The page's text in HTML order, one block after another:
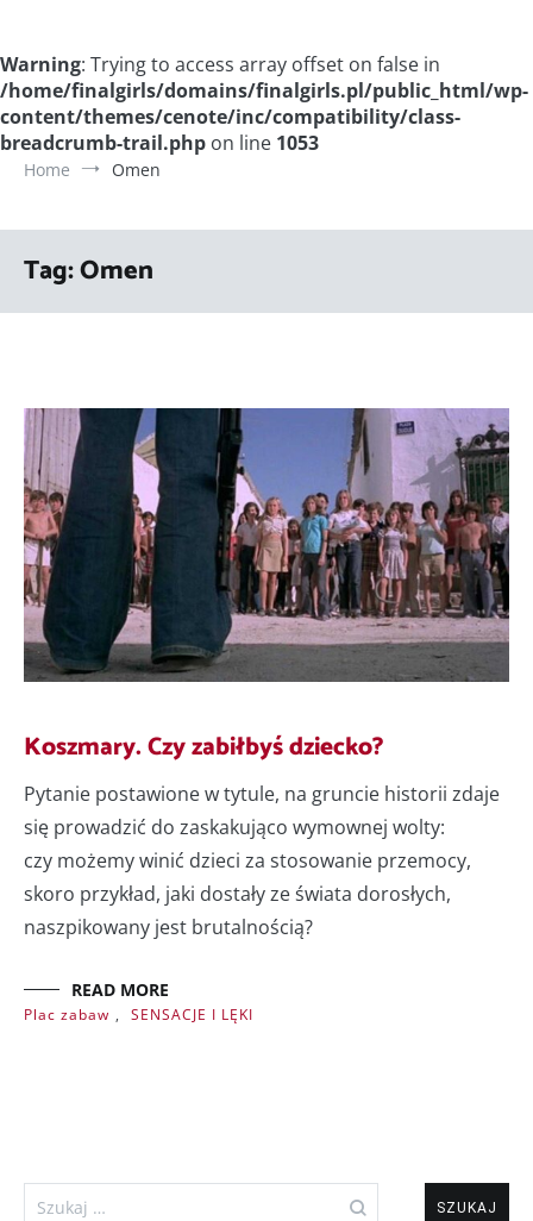
Warning: Trying to access array offset on false in
/home/finalgirls/domains/finalgirls.pl/public_html/wp-
content/themes/cenote/inc/compatibility/class-
breadcrumb-trail.php on line 1053
Home Omen
Tag:Omen
Koszmary. Czy zabiłbyś dziecko?
Pytanie postawione w tytule, na gruncie historii zdaje
się prowadzić do zaskakująco wymownej wolty:
czy możemy winić dzieci za stosowanie przemocy,
skoro przykład, jaki dostały ze świata dorosłych,
naszpikowany jest brutalnością?
READ MORE
Plac zabaw , SENSACJE I LĘKI
Szukaj: